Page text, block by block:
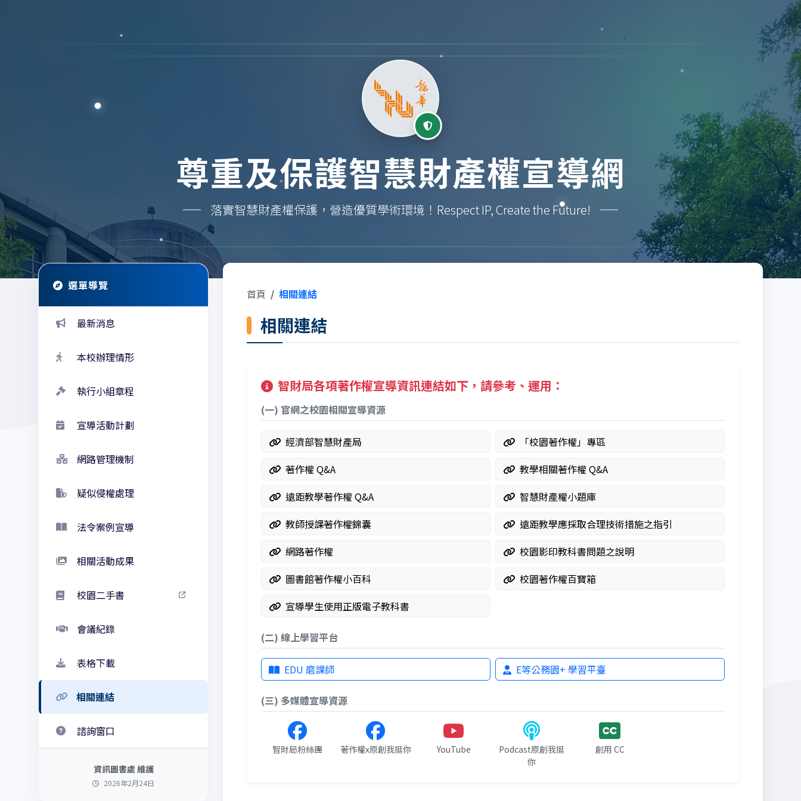
尊重及保護智慧財產權宣導網
落實智慧財產權保護，營造優質學術環境！Respect IP, Create the Future!
選單導覽
最新消息
本校辦理情形
執行小組章程
宣導活動計劃
網路管理機制
疑似侵權處理
法令案例宣導
相關活動成果
校園二手書
會議紀錄
表格下載
相關連結
諮詢窗口
資訊圖書處 維護
2026年2月24日
首頁 相關連結
相關連結
智財局各項著作權宣導資訊連結如下，請參考、運用：
(一) 官網之校園相關宣導資源
經濟部智慧財產局
「校園著作權」專區
著作權 Q&A
教學相關著作權 Q&A
遠距教學著作權 Q&A
智慧財產權小題庫
教師授課著作權錦囊
遠距教學應採取合理技術措施之指引
網路著作權
校園影印教科書問題之說明
圖書館著作權小百科
校園著作權百寶箱
宣導學生使用正版電子教科書
(二) 線上學習平台
EDU 磨課師 E等公務園+ 學習平臺
(三) 多媒體宣導資源
智財局粉絲團 著作權x原創我挺你 YouTube
Podcast原創我挺
你
創用 CC